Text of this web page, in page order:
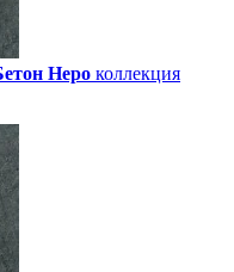
Неро коллекция